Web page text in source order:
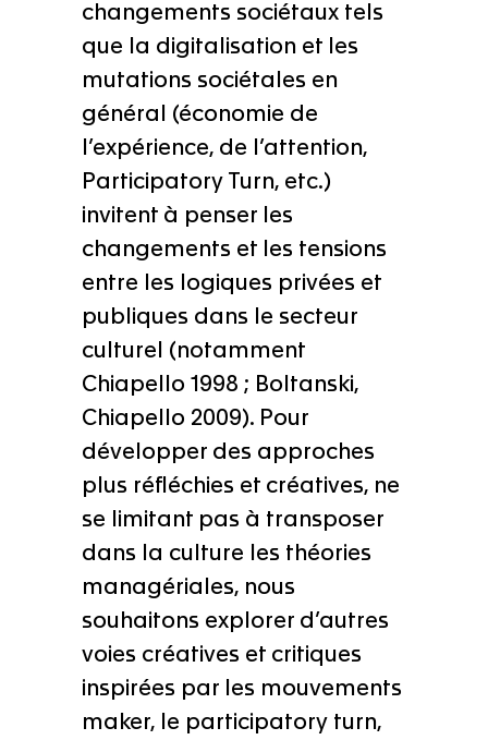
changements sociétaux tels
que la digitalisation et les
mutations sociétales en
général (économie de
l’expérience, de l’attention,
Participatory Turn, etc.)
invitent à penser les
changements et les tensions
entre les logiques privées et
publiques dans le secteur
culturel (notamment
Chiapello 1998 ; Boltanski,
Chiapello 2009). Pour
développer des approches
plus réfléchies et créatives, ne
se limitant pas à transposer
dans la culture les théories
managériales, nous
souhaitons explorer d’autres
voies créatives et critiques
inspirées par les mouvements
maker, le participatory turn,